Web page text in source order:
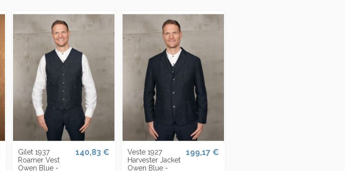
Gilet 1937
Roamer Vest
Owen Blue -
140,83 €
Veste 1927
Harvester Jacket
Owen Blue -
199,17 €